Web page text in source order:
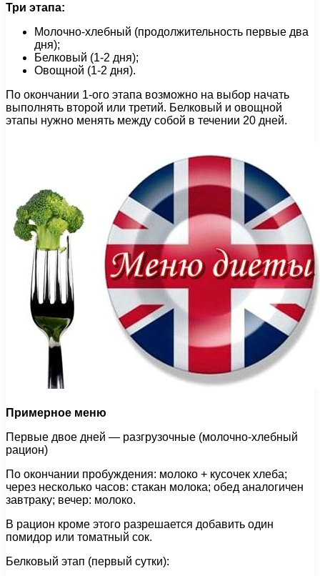
Три этапа:
Молочно-хлебный (продолжительность первые два
дня);
Белковый (1-2 дня);
Овощной (1-2 дня).
По окончании 1-ого этапа возможно на выбор начать
выполнять второй или третий. Белковый и овощной
этапы нужно менять между собой в течении 20 дней.
Примерное меню
Первые двое дней — разгрузочные (молочно-хлебный
рацион)
По окончании пробуждения: молоко + кусочек хлеба;
через несколько часов: стакан молока; обед аналогичен
завтраку; вечер: молоко.
В рацион кроме этого разрешается добавить один
помидор или томатный сок.
Белковый этап (первый сутки):